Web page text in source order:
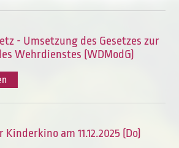
- Umsetzung des Gesetzes zur
Wehrdienstes (WDModG)
am 11.12.2025 (Do)